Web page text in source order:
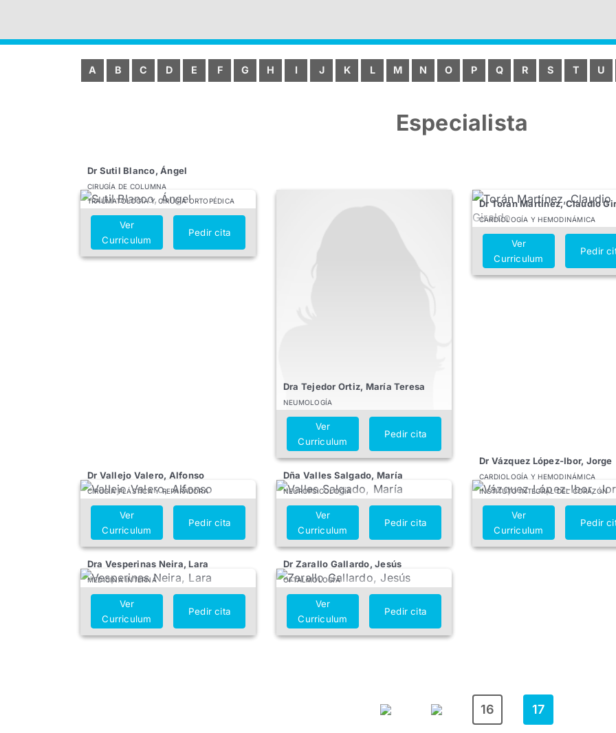
A B C D E F G H I J K L M N O P Q R S T U
Especialista
Dr Sutil Blanco, Ángel
CIRUGÍA DE COLUMNA
TRAUMATOLOGÍA Y CIRUGÍA ORTOPÉDICA
Ver
Curriculum
Pedir cita
Dra Tejedor Ortiz, María Teresa
NEUMOLOGÍA
Ver
Curriculum
Pedir cita
Dr Torán Martínez, Claudio
CARDIOLOGÍA Y HEMODINÁMICA
Ver
Curriculum
Pedir
Dr Vallejo Valero, Alfonso
CIRUGÍA PLÁSTICA Y REPARADORA
Ver
Curriculum
Pedir cita
Dña Valles Salgado, María
NEUROPSICOLOGÍA
Ver
Curriculum
Pedir cita
Dr Vázquez López-Ibor, Jorge
CARDIOLOGÍA Y HEMODINÁMICA
INSTITUTO INTEGRAL DEL CORAZÓN
Ver
Curriculum
Pedir
Dra Vesperinas Neira, Lara
MEDICINA INTERNA
Ver
Curriculum
Pedir cita
Dr Zarallo Gallardo, Jesús
OFTALMOLOGÍA
Ver
Curriculum
Pedir cita
16 17